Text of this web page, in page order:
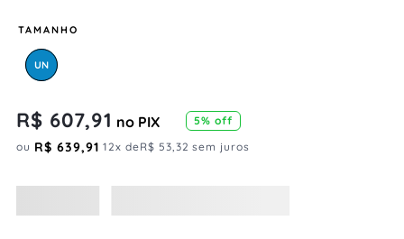
TAMANHO
UN
R$ 607,91 no PIX 5% off
ou R$ 639,91 12x deR$ 53,32 sem juros